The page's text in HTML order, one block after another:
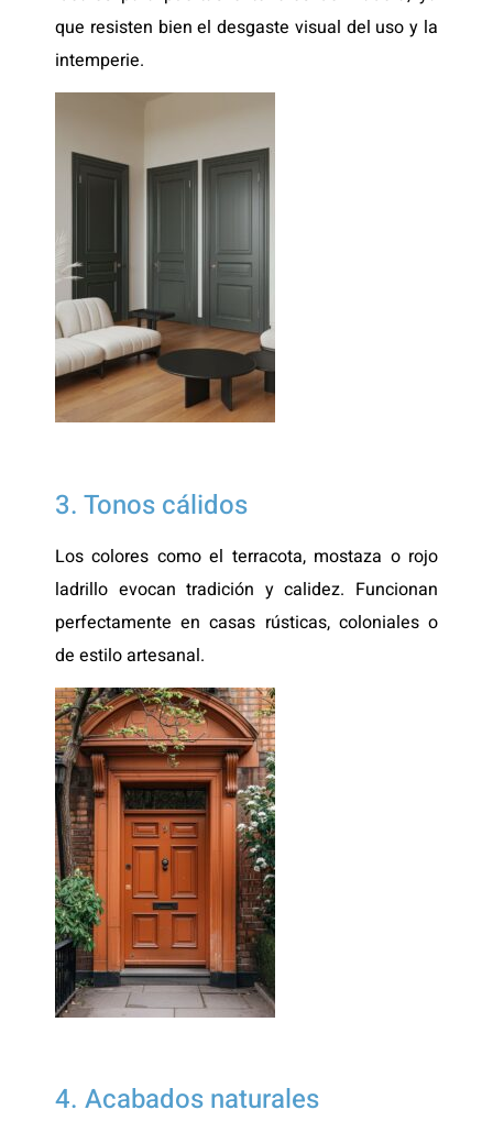
que resisten bien el desgaste visual del uso y la
intemperie.
3. Tonos cálidos
Los colores como el terracota, mostaza o rojo
ladrillo evocan tradición y calidez. Funcionan
perfectamente en casas rústicas, coloniales o
de estilo artesanal.
4. Acabados naturales